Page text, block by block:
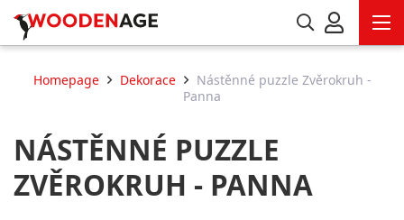
Homepage Dekorace
Nástěnné puzzle Zvěrokruh -
Panna
NÁSTĚNNÉ PUZZLE
ZVĚROKRUH - PANNA